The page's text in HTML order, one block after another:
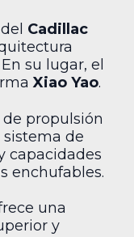
Cadillac
su lugar, el
Xiao Yao.
propulsión
de
capacidades
enchufables.
una
y